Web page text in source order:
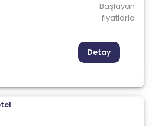
Başlayan
fiyatlarla
Detay